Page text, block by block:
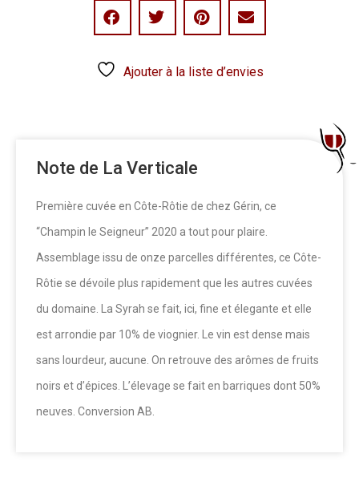
Ajouter à la liste d’envies
Note de La Verticale
Première cuvée en Côte-Rôtie de chez Gérin, ce
“Champin le Seigneur” 2020 a tout pour plaire.
Assemblage issu de onze parcelles différentes, ce Côte-
Rôtie se dévoile plus rapidement que les autres cuvées
du domaine. La Syrah se fait, ici, fine et élegante et elle
est arrondie par 10% de viognier. Le vin est dense mais
sans lourdeur, aucune. On retrouve des arômes de fruits
noirs et d’épices. L’élevage se fait en barriques dont 50%
neuves. Conversion AB.